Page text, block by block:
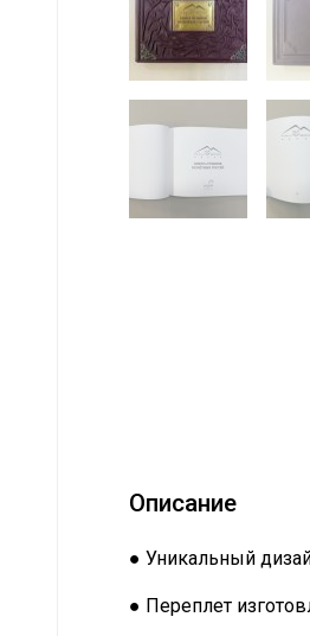
Описание
● Уникальный
● Переплет